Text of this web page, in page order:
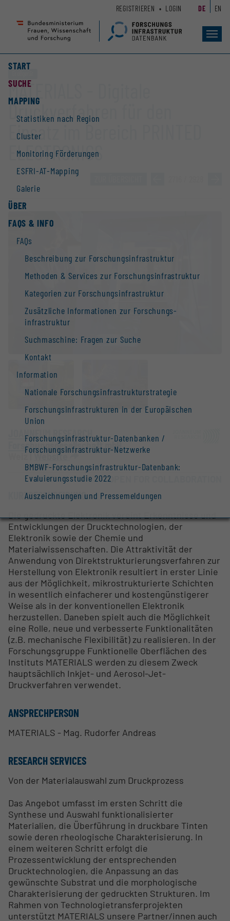
Seiteninhalt
Accesskey
Hauptnavigation
Accesskey
START
SUCHE
MAPPING
Statistiken nach Region
Cluster
Monitoring Förderungen
ESFRI-AT-Mapping
Galerie
ÜBER
FAQS & INFO
FAQs
Beschreibung zur Forschungs­infrastruktur
Methoden & Services zur Forschungs­infrastruktur
Kategorien zur Forschungs­infrastruktur
Zusätzliche Informationen zur Forschungs­
infrastruktur
Suchmaschine: Fragen zur Suche
Kontakt
Information
Nationale Forschungs­infrastruktur­strategie
Forschungs­infrastrukturen in der Europäischen
Union
Forschungs­infrastruktur-Datenbanken /
Forschungs­infrastruktur-Netzwerke
BMBWF-Forschungsinfrastruktur-Datenbank:
Evaluierungsstudie 2022
Auszeichnungen und Pressemeldungen
REGISTRIEREN LOGIN DE EN
MATERIALS - Digitale
Druckverfahren für den
Einsatz im Bereich PRINTED
ELECTRONICS
JOANNEUM RESEARCH
Forschungsgesellschaft mbH
Weiz |Website
OPEN FOR COLLABORATION
KURZBESCHREIBUNG
Die gedruckte Elektronik vereint Erkenntnisse und
Entwicklungen der Drucktechnologien, der
Elektronik sowie der Chemie und
Materialwissenschaften. Die Attraktivität der
Anwendung von Direktstrukturierungsverfahren zur
Herstellung von Elektronik resultiert in erster Linie
aus der Möglichkeit, mikrostrukturierte Schichten
in wesentlich einfacherer und kostengünstigerer
Weise als in der konventionellen Elektronik
herzustellen. Daneben spielt auch die Möglichkeit
eine Rolle, neue und verbesserte Funktionalitäten
(z.B. mechanische Flexibilität) zu realisieren. In der
Forschungsgruppe Funktionelle Oberflächen des
Instituts MATERIALS werden zu diesem Zweck
hauptsächlich Inkjet- und Aerosol-Jet-
Druckverfahren verwendet.
ANSPRECHPERSON
MATERIALS - Mag. Rudorfer Andreas
RESEARCH SERVICES
Von der Materialauswahl zum Druckprozess
Das Angebot umfasst im ersten Schritt die
Synthese und Auswahl funktionalisierter
Materialien, die Überführung in druckbare Tinten
sowie deren rheologische Charakterisierung. In
einem weiteren Schritt erfolgt die
Prozessentwicklung der entsprechenden
Drucktechnologien, die Anpassung an das
gewünschte Substrat und die morphologische
Charakterisierung der gedruckten Strukturen. Im
Rahmen von Technologietransferprojekten
unterstützt MATERIALS unsere Partner/innen auch